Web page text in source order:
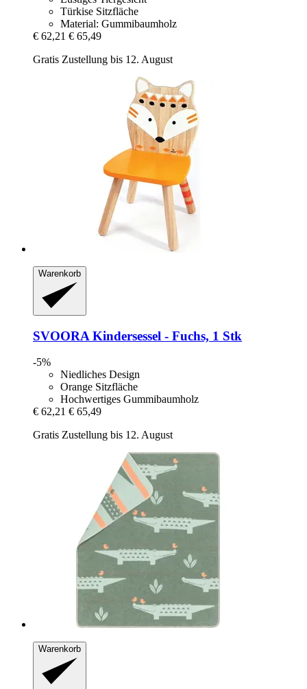
Türkise Sitzfläche
Material: Gummibaumholz
€ 62,21 € 65,49
Gratis Zustellung bis 12. August
Warenkorb
SVOORA Kindersessel -​ Fuchs, 1 Stk
-5%
Niedliches Design
Orange Sitzfläche
Hochwertiges Gummibaumholz
€ 62,21 € 65,49
Gratis Zustellung bis 12. August
Warenkorb